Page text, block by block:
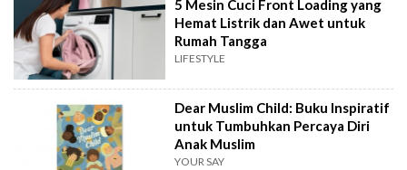
5 Mesin Cuci Front Loading yang
Hemat Listrik dan Awet untuk
Rumah Tangga
LIFESTYLE
Dear Muslim Child: Buku Inspiratif
untuk Tumbuhkan Percaya Diri
Anak Muslim
YOUR SAY